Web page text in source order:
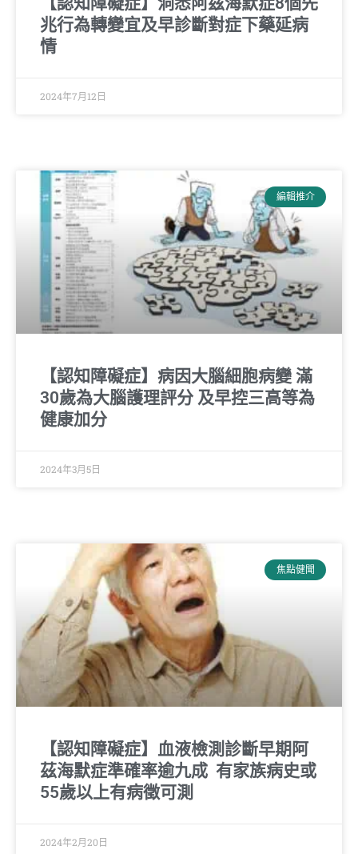
兆行為轉變宜及早診斷對症下藥延病
情
2024年7月12日
編輯推介
【認知障礙症】病因大腦細胞病變 滿
30歲為大腦護理評分 及早控三高等為
健康加分
2024年3月5日
焦點健聞
【認知障礙症】血液檢測診斷早期阿
茲海默症準確率逾九成 有家族病史或
55歲以上有病徵可測
2024年2月20日